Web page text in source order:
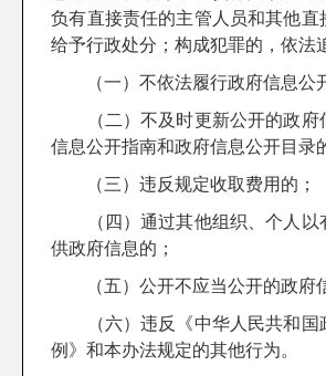
负有直接责任的主管人员和其他直
给予行政处分；构成犯罪的，依法
（一）不依法履行政府信息公
（二）不及时更新公开的政府
信息公开指南和政府信息公开目录
（三）违反规定收取费用的；
（四）通过其他组织、个人以
供政府信息的；
（五）公开不应当公开的政府
（六）违反《中华人民共和国
例》和本办法规定的其他行为。